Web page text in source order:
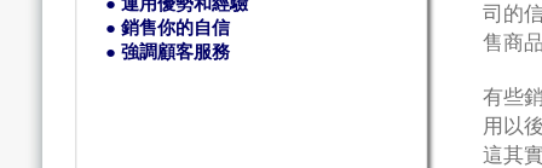
● 銷售你的自信
● 強調顧客服務
司的
售商
有些
用以
這其